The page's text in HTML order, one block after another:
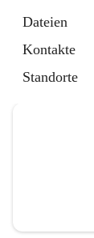
Dateien
Kontakte
Standorte